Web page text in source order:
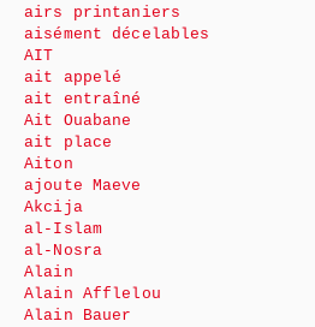
airs printaniers
aisément décelables
AIT
ait appelé
ait entraîné
Ait Ouabane
ait place
Aiton
ajoute Maeve
Akcija
al-Islam
al-Nosra
Alain
Alain Afflelou
Alain Bauer